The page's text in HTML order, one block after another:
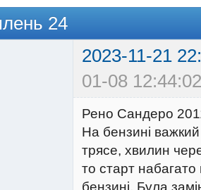
24
2023-11-21
01-08
Рено Сандеро
На бензині
трясе, хвилин
то старт
бензині. Була